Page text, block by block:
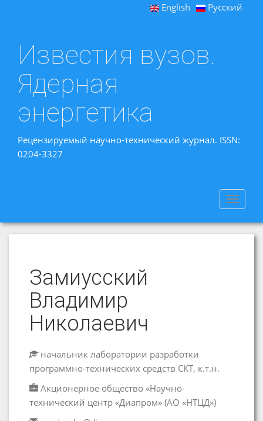
English Русский
Известия вузов.
Ядерная
энергетика
Рецензируемый научно-технический журнал. ISSN:
0204-3327
Toggle
Замиусский
Владимир
Николаевич
начальник лаборатории разработки
программно-технических средств СКТ, к.т.н.
Акционерное общество «Научно-
технический центр «Диапром» (АО «НТЦД»)